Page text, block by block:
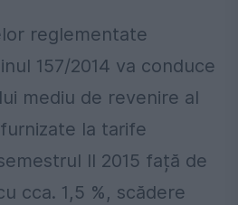
reglementate
157/2014 va conduce
mediu de revenire al
la tarife
II 2015 față de
cca. 1,5 %, scădere